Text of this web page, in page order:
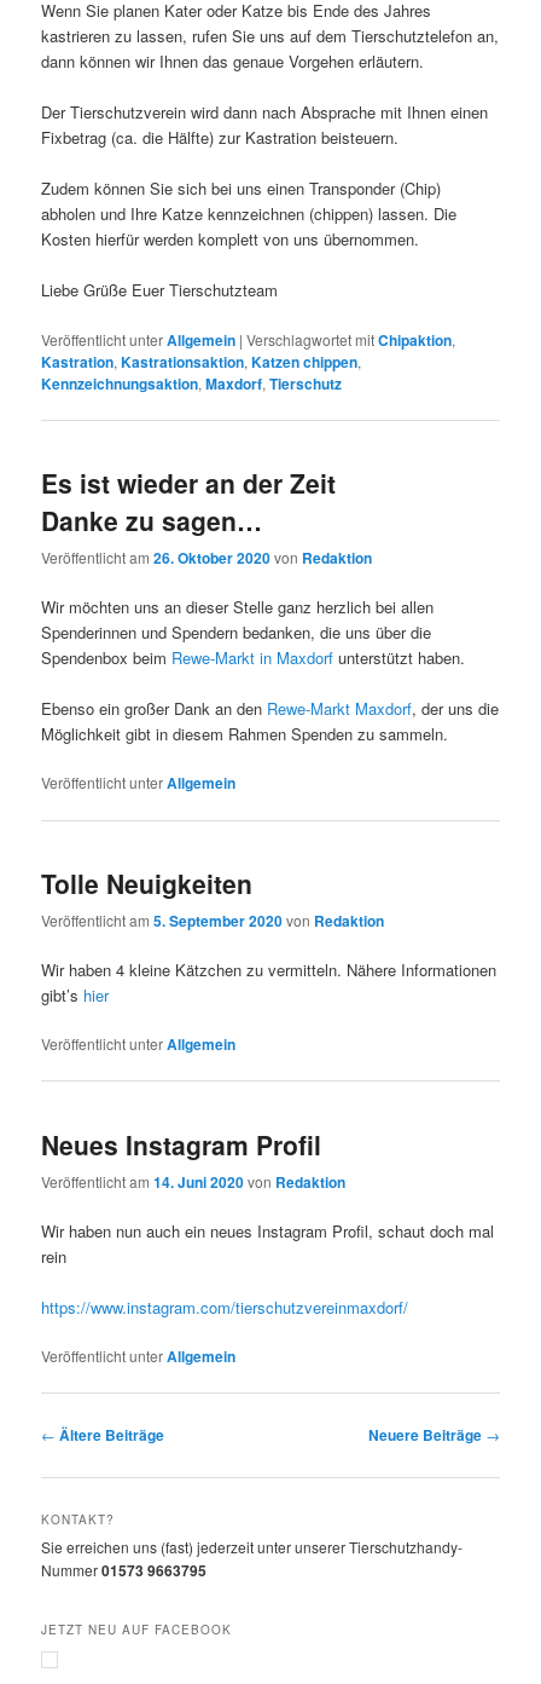
Wenn Sie planen Kater oder Katze bis Ende des Jahres
kastrieren zu lassen, rufen Sie uns auf dem Tierschutztelefon an,
dann können wir Ihnen das genaue Vorgehen erläutern.
Der Tierschutzverein wird dann nach Absprache mit Ihnen einen
Fixbetrag (ca. die Hälfte) zur Kastration beisteuern.
Zudem können Sie sich bei uns einen Transponder (Chip)
abholen und Ihre Katze kennzeichnen (chippen) lassen. Die
Kosten hierfür werden komplett von uns übernommen.
Liebe Grüße Euer Tierschutzteam
Veröffentlicht unterAllgemein |Verschlagwortet mitChipaktion,
Kastration,Kastrationsaktion,Katzen chippen,
Kennzeichnungsaktion,Maxdorf,Tierschutz
Es ist wieder an der Zeit
Danke zu sagen…
Veröffentlicht am26. Oktober 2020von Redaktion
Wir möchten uns an dieser Stelle ganz herzlich bei allen
Spenderinnen und Spendern bedanken, die uns über die
Spendenbox beim Rewe-Markt in Maxdorf unterstützt haben.
Ebenso ein großer Dank an den Rewe-Markt Maxdorf, der uns die
Möglichkeit gibt in diesem Rahmen Spenden zu sammeln.
Veröffentlicht unterAllgemein
Tolle Neuigkeiten
Veröffentlicht am5. September 2020von Redaktion
Wir haben 4 kleine Kätzchen zu vermitteln. Nähere Informationen
gibt’s hier
Veröffentlicht unterAllgemein
Neues Instagram Profil
Veröffentlicht am14. Juni 2020von Redaktion
Wir haben nun auch ein neues Instagram Profil, schaut doch mal
rein
https://www.instagram.com/tierschutzvereinmaxdorf/
Veröffentlicht unterAllgemein
Beitragsnavigation
← Ältere Beiträge Neuere Beiträge →
KONTAKT?
Sie erreichen uns (fast) jederzeit unter unserer Tierschutzhandy-
Nummer01573 9663795
JETZT NEU AUF FACEBOOK